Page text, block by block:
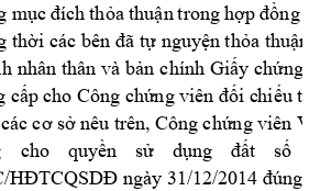
mục đích thỏa thuận trong hợp đồng
thời các bên đã tự nguyện thỏa thuận
nhân thân và bản chính Giấy chứng
cấp cho Công chứng viên đối chiếu
cơ sở nêu trên, Công chứng viên
cho quyền sử dụng đất số
HĐTCQSDĐ ngày 31/12/2014 đúng